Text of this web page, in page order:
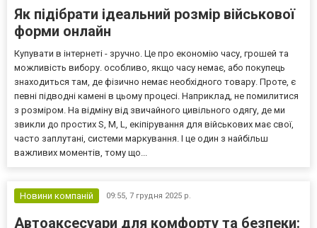
Як підібрати ідеальний розмір військової
форми онлайн
Купувати в інтернеті - зручно. Це про економію часу, грошей та
можливість вибору. особливо, якщо часу немає, або покупець
знаходиться там, де фізично немає необхідного товару. Проте, є
певні підводні камені в цьому процесі. Наприклад, не помилитися
з розміром. На відміну від звичайного цивільного одягу, де ми
звикли до простих S, M, L, екіпірування для військових має свої,
часто заплутані, системи маркування. І це один з найбільш
важливих моментів, тому що...
Новини компаній 09:55, 7 грудня 2025 р.
Автоаксесуари для комфорту та безпеки: